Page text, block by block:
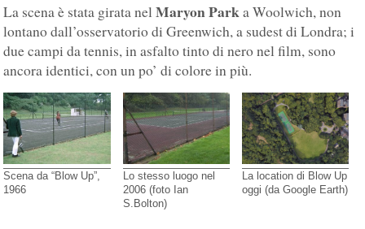
La scena è stata girata nelMaryon Parka Woolwich, non
lontano dall’osservatorio di Greenwich, a sudest di Londra; i
due campi da tennis, in asfalto tinto di nero nel film, sono
ancora identici, con un po’ di colore in più.
Scena da “Blow Up”,
1966
Lo stesso luogo nel
2006 (foto Ian
S.Bolton)
La location di Blow Up
oggi (da Google Earth)